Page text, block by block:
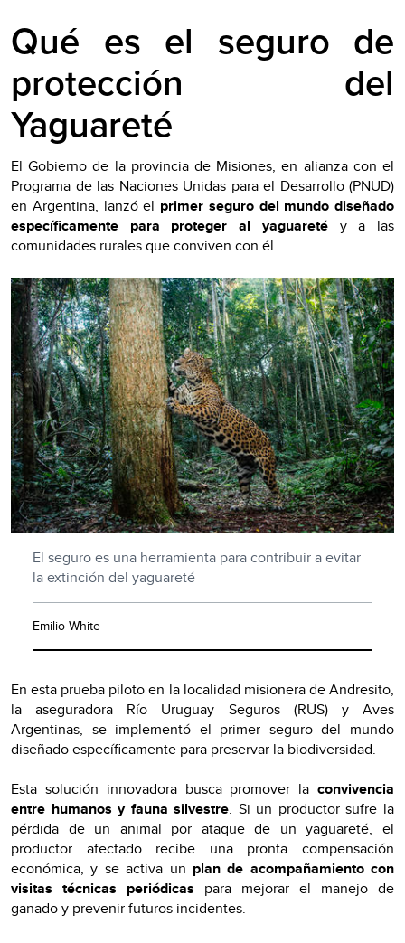
Qué es el seguro de
protección del
Yaguareté
El Gobierno de la provincia de Misiones, en alianza con el
Programa de las Naciones Unidas para el Desarrollo (PNUD)
en Argentina, lanzó el primer seguro del mundo diseñado
específicamente para proteger al yaguaretéy a las
comunidades rurales que conviven con él.
El seguro es una herramienta para contribuir a evitar
la extinción del yaguareté
Emilio White
En esta prueba piloto en la localidad misionera de Andresito,
la aseguradora Río Uruguay Seguros (RUS) y Aves
Argentinas, se implementó el primer seguro del mundo
diseñado específicamente para preservar la biodiversidad.
Esta solución innovadora busca promover la convivencia
entre humanos y fauna silvestre. Si un productor sufre la
pérdida de un animal por ataque de un yaguareté, el
productor afectado recibe una pronta compensación
económica, y se activa un plan de acompañamiento con
visitas técnicas periódicas para mejorar el manejo de
ganado y prevenir futuros incidentes.